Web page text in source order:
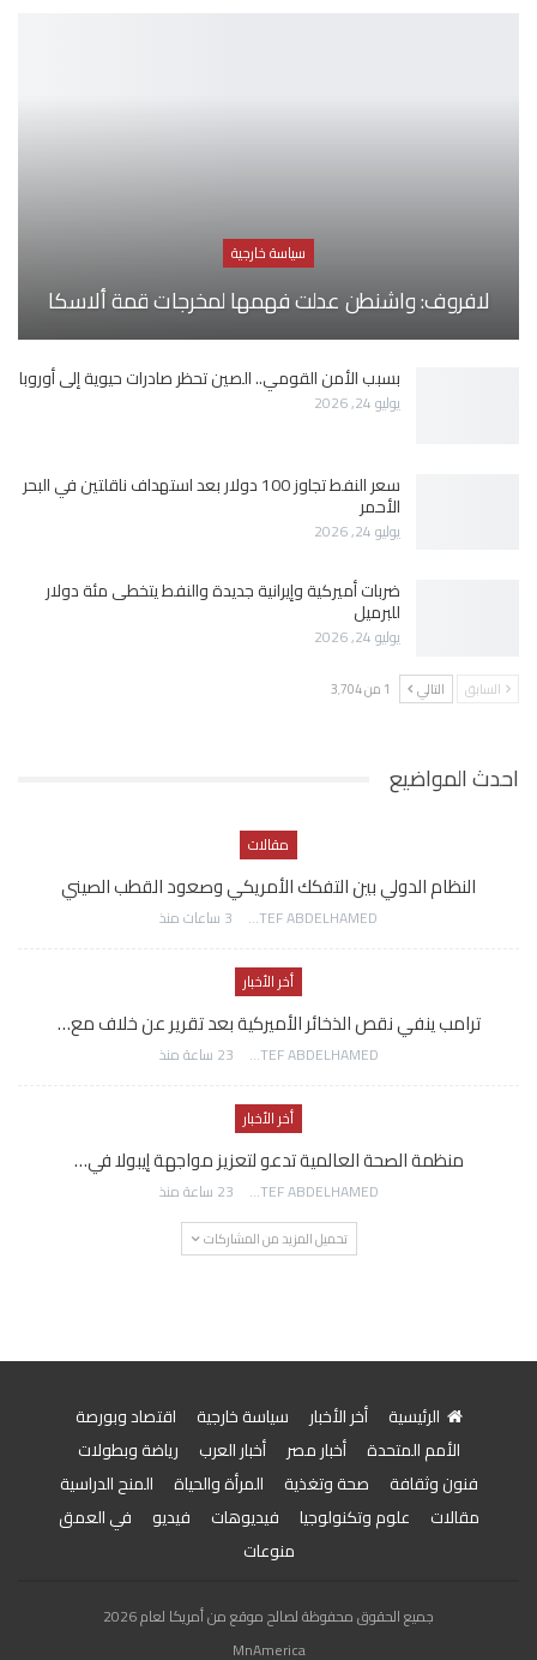
سياسة خارجية
لافروف: واشنطن عدلت فهمها لمخرجات قمة ألاسكا
بسبب الأمن القومي.. الصين تحظر صادرات حيوية إلى أوروبا
يوليو 24, 2026
سعر النفط تجاوز 100 دولار بعد استهداف ناقلتين في البحر
الأحمر
يوليو 24, 2026
ضربات أميركية وإيرانية جديدة والنفط يتخطى مئة دولار
للبرميل
يوليو 24, 2026
السابق التالي 1 من 3٬704
احدث المواضيع
مقالات
النظام الدولي بين التفكك الأمريكي وصعود القطب الصيني
AWATEF ABDELHAMED 3 ساعات منذ
أخر الأخبار
ترامب ينفي نقص الذخائر الأميركية بعد تقرير عن خلاف مع…
AWATEF ABDELHAMED 23 ساعة منذ
أخر الأخبار
منظمة الصحة العالمية تدعو لتعزيز مواجهة إيبولا في…
AWATEF ABDELHAMED 23 ساعة منذ
تحميل المزيد من المشاركات
الرئيسية أخر الأخبار سياسة خارجية
اقتصاد وبورصة
الأمم المتحدة
أخبار مصر أخبار العرب
رياضة وبطولات
فنون وثقافة
صحة وتغذية المرأة والحياة
المنح الدراسية
مقالات
علوم وتكنولوجيا فيديوهات فيديو
في العمق
منوعات
جميع الحقوق محفوظة لصالح موقع من أمريكا لعام 2026
MnAmerica